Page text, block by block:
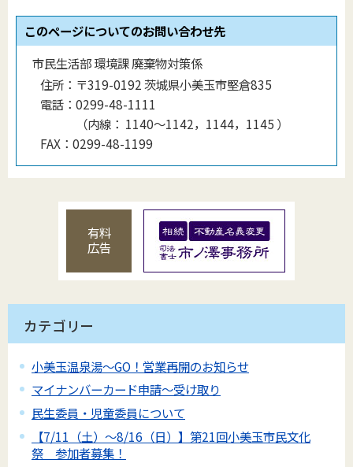
このページについてのお問い合わせ先
市民生活部 環境課 廃棄物対策係
住所： 〒319-0192 茨城県小美玉市堅倉835
電話： 0299-48-1111
（内線 ： 1140〜1142，1144，1145 ）
FAX： 0299-48-1199
有料
広告
カテゴリー
小美玉温泉湯～GO！営業再開のお知らせ
マイナンバーカード申請～受け取り
民生委員・児童委員について
【7/11（土）～8/16（日）】第21回小美玉市民文化
祭 参加者募集！